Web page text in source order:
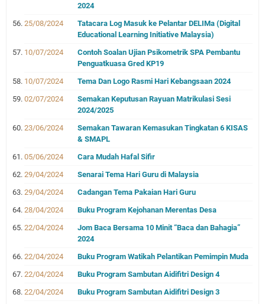
2024
25/08/2024
Tatacara Log Masuk ke Pelantar DELIMa (Digital
Educational Learning Initiative Malaysia)
10/07/2024
Contoh Soalan Ujian Psikometrik SPA Pembantu
Penguatkuasa Gred KP19
10/07/2024
Tema Dan Logo Rasmi Hari Kebangsaan 2024
02/07/2024
Semakan Keputusan Rayuan Matrikulasi Sesi
2024/2025
23/06/2024
Semakan Tawaran Kemasukan Tingkatan 6 KISAS
& SMAPL
05/06/2024
Cara Mudah Hafal Sifir
29/04/2024
Senarai Tema Hari Guru di Malaysia
29/04/2024
Cadangan Tema Pakaian Hari Guru
28/04/2024
Buku Program Kejohanan Merentas Desa
22/04/2024
Jom Baca Bersama 10 Minit “Baca dan Bahagia”
2024
22/04/2024
Buku Program Watikah Pelantikan Pemimpin Muda
22/04/2024
Buku Program Sambutan Aidifitri Design 4
22/04/2024
Buku Program Sambutan Aidifitri Design 3